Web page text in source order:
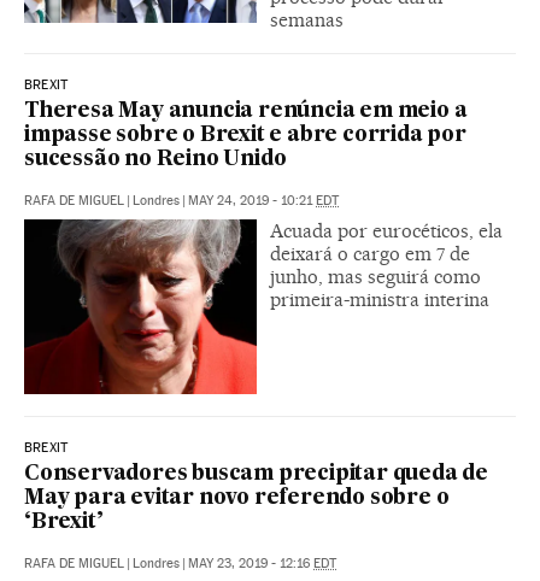
semanas
BREXIT
Theresa May anuncia renúncia em meio a
impasse sobre o Brexit e abre corrida por
sucessão no Reino Unido
RAFA DE MIGUEL Londres MAY 24, 2019 - 10:21 EDT
Acuada por eurocéticos, ela
deixará o cargo em 7 de
junho, mas seguirá como
primeira-ministra interina
BREXIT
Conservadores buscam precipitar queda de
May para evitar novo referendo sobre o
‘Brexit’
RAFA DE MIGUEL Londres MAY 23, 2019 - 12:16 EDT